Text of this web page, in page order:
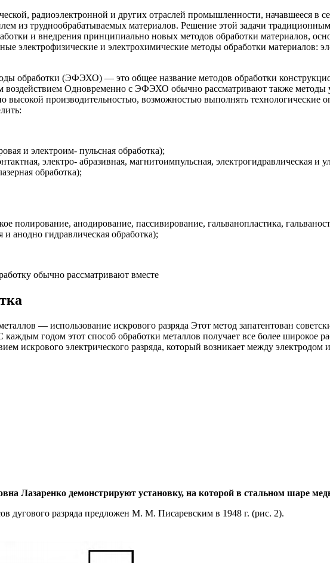
радиоэлектронной и других отраслей промышленности, начавшееся в
из труднообрабатываемых материалов. Решение этой задачи
и внедрения принципиально новых методов обработки материалов,
электрофизические и электрохимические методы обработки материалов:
обработки (ЭФЭХО) — это общее название методов обработки
воздействием Одновременно с ЭФЭХО обычно рассматривают также методы
высокой производительностью, возможностью выполнять
и электроим- пульсная обработка);
электро- абразивная, магнитоимпульсная, электрогидравлическая и
обработка);
полирование, анодирование, пассивирование, гальванопластика,
анодно гидравлическая обработка);
обычно рассматривают вместе
— использование искрового разряда Этот метод запатентован
годом этот способ обработки металлов получает все более широкое
искрового электрического разряда, который возникает между электродом
Лазаренко демонстрируют установку, на которой в стальном шаре
дугового разряда предложен М. М. Писаревским в 1948 г. (рис. 2).